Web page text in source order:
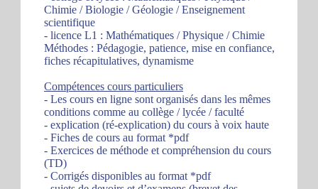
Chimie / Biologie / Géologie / Enseignement
scientifique
- licence L1 : Mathématiques / Physique / Chimie
Méthodes : Pédagogie, patience, mise en confiance,
fiches récapitulatives, dynamisme
Compétences cours particuliers
- Les cours en ligne sont organisés dans les mêmes
conditions comme au collège / lycée / faculté
- explication (ré-explication) du cours à voix haute
- Fiches de cours au format *pdf
- Exercices de méthode et compréhension du cours
(TD)
- Corrigés disponibles au format *pdf